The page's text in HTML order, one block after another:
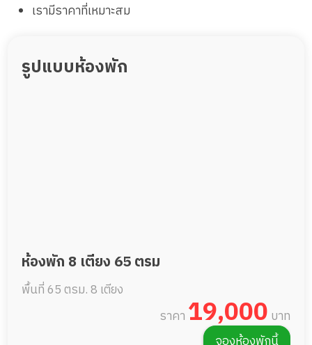
เรามีราคาที่เหมาะสม
รูปแบบห้องพัก
ห้องพัก 8 เตียง 65 ตรม
พื้นที่ 65 ตรม.8 เตียง
ราคา 19,000 บาท